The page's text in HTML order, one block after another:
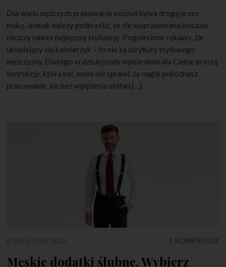
Dla wielu mężczyzn prasowanie koszuli bywa drogą przez
mękę. Jednak należy podkreślić, że źle wyprasowana koszula
niszczy nawet najlepszą stylizację. Pogniecione rękawy, źle
układający się kołnierzyk – to nie są atrybuty stylowego
mężczyzny. Dlatego w dzisiejszym wpisie mam dla Ciebie prostą
instrukcję, która być może nie sprawi, że nagle pokochasz
prasowanie, ale bez wątpienia ułatwi […]
1 KOMENTARZ
Męskie dodatki ślubne. Wybierz